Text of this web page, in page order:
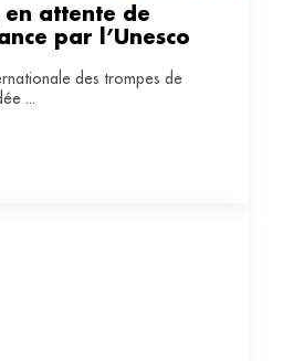
en attente de
par l’Unesco
des trompes de
...